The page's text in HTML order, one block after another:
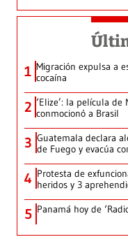
1 Migración expulsa a
cocaína
2 ‘Elize’: la película
conmocionó a Brasil
3 Guatemala declara
de Fuego y evacúa
4 Protesta de
heridos y 3
5 Panamá hoy de